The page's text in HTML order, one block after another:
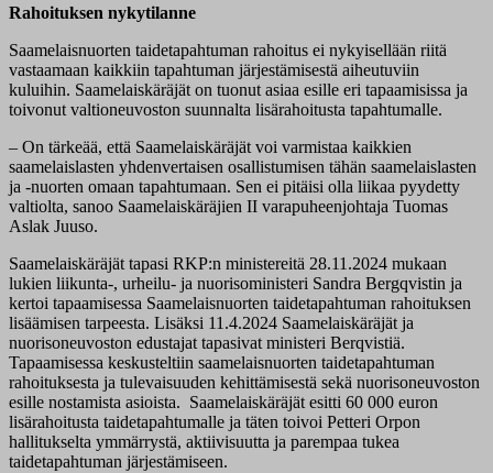
Rahoituksen nykytilanne
Saamelaisnuorten taidetapahtuman rahoitus ei nykyisellään riitä
vastaamaan kaikkiin tapahtuman järjestämisestä aiheutuviin
kuluihin. Saamelaiskäräjät on tuonut asiaa esille eri tapaamisissa ja
toivonut valtioneuvoston suunnalta lisärahoitusta tapahtumalle.
– On tärkeää, että Saamelaiskäräjät voi varmistaa kaikkien
saamelaislasten yhdenvertaisen osallistumisen tähän saamelaislasten
ja -nuorten omaan tapahtumaan. Sen ei pitäisi olla liikaa pyydetty
valtiolta, sanoo Saamelaiskäräjien II varapuheenjohtaja Tuomas
Aslak Juuso.
Saamelaiskäräjät tapasi RKP:n ministereitä 28.11.2024 mukaan
lukien liikunta-, urheilu- ja nuorisoministeri Sandra Bergqvistin ja
kertoi tapaamisessa Saamelaisnuorten taidetapahtuman rahoituksen
lisäämisen tarpeesta. Lisäksi 11.4.2024 Saamelaiskäräjät ja
nuorisoneuvoston edustajat tapasivat ministeri Berqvistiä.
Tapaamisessa keskusteltiin saamelaisnuorten taidetapahtuman
rahoituksesta ja tulevaisuuden kehittämisestä sekä nuorisoneuvoston
esille nostamista asioista. Saamelaiskäräjät esitti 60 000 euron
lisärahoitusta taidetapahtumalle ja täten toivoi Petteri Orpon
hallitukselta ymmärrystä, aktiivisuutta ja parempaa tukea
taidetapahtuman järjestämiseen.